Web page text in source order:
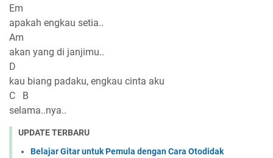
Em
apakah engkau setia..
Am
akan yang di janjimu..
D
kau biang padaku, engkau cinta aku
C B
selama..nya..
UPDATE TERBARU
Belajar Gitar untuk Pemula dengan Cara Otodidak